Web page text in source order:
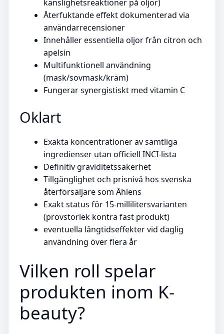
känslighetsreaktioner på oljor)
Återfuktande effekt dokumenterad via
användarrecensioner
Innehåller essentiella oljor från citron och
apelsin
Multifunktionell användning
(mask/sovmask/kräm)
Fungerar synergistiskt med vitamin C
Oklart
Exakta koncentrationer av samtliga
ingredienser utan officiell INCI-lista
Definitiv graviditetssäkerhet
Tillgänglighet och prisnivå hos svenska
återförsäljare som Åhlens
Exakt status för 15-millilitersvarianten
(provstorlek kontra fast produkt)
eventuella långtidseffekter vid daglig
användning över flera år
Vilken roll spelar
produkten inom K-
beauty?